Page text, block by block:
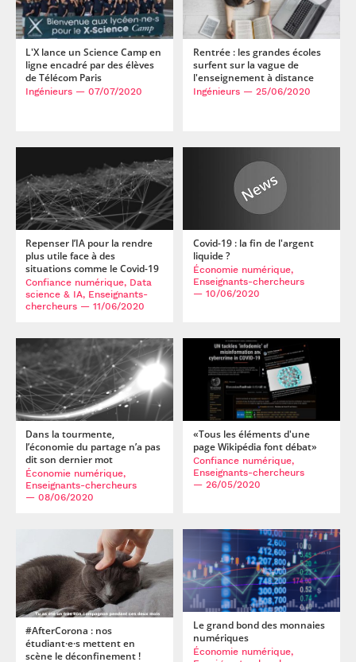
L'X lance un Science Camp en
ligne encadré par des élèves
de Télécom Paris
Ingénieurs — 07/07/2020
Rentrée : les grandes écoles
surfent sur la vague de
l'enseignement à distance
Ingénieurs— 25/06/2020
Repenser l’IA pour la rendre
plus utile face à des
situations comme le Covid-19
Confiance numérique, Data
science & IA, Enseignants-
chercheurs — 11/06/2020
Covid-19 : la fin de l'argent
liquide ?
Économie numérique,
Enseignants-chercheurs
— 10/06/2020
Dans la tourmente,
l’économie du partage n’a pas
dit son dernier mot
Économie numérique,
Enseignants-chercheurs
— 08/06/2020
«Tous les éléments d'une
page Wikipédia font débat»
Confiance numérique,
Enseignants-chercheurs
— 26/05/2020
#AfterCorona : nos
étudiant·e·s mettent en
scène le déconfinement !
Le grand bond des monnaies
numériques
Économie numérique,